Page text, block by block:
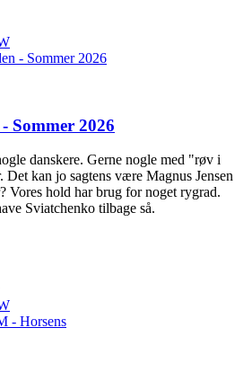
- Sommer 2026
Sommer 2026
danskere. Gerne nogle med "røv i
Det kan jo sagtens være Magnus Jensen
Vores hold har brug for noget rygrad.
Sviatchenko tilbage så.
- Horsens